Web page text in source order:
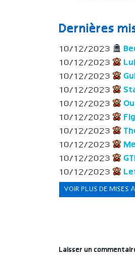
Dernières
10/12/2023
10/12/2023
10/12/2023
10/12/2023
10/12/2023
10/12/2023
10/12/2023
10/12/2023
10/12/2023
10/12/2023
VOIR PLUS DE MISES
Laisser un